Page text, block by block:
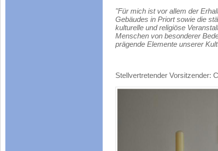
"Für mich ist vor allem der
Gebäudes in Priort sowie die
kulturelle und religiöse
Menschen von besonderer
prägende Elemente unserer
Stellvertretender Vorsitzender: